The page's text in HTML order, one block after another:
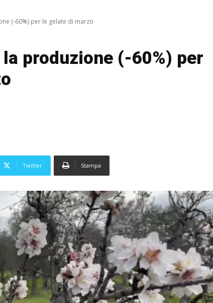
(-60%) per le gelate di marzo
produzione (-60%) per
Twitter Stampa